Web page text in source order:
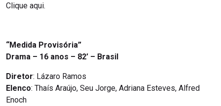
Clique aqui.
“Medida Provisória”
Drama – 16 anos – 82’ – Brasil
Diretor: Lázaro Ramos
Elenco: Thaís Araújo, Seu Jorge, Adriana Esteves, Alfred
Enoch